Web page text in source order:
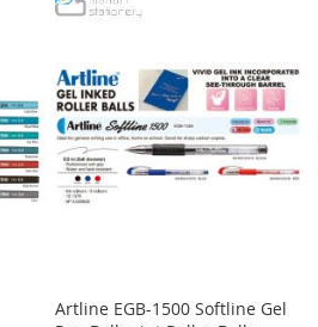
Artline EGB-1500 Softline Gel